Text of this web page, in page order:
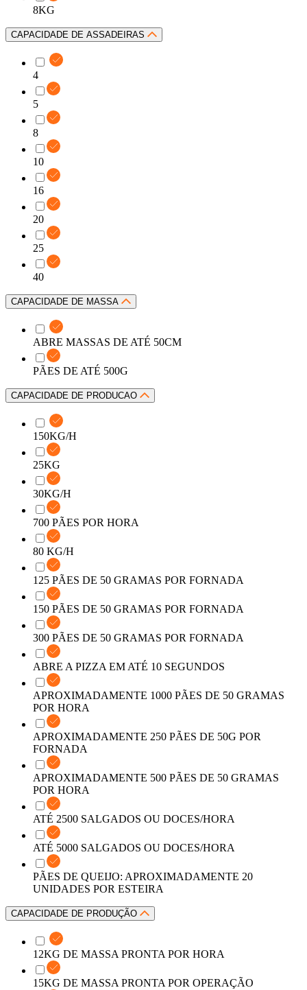
8KG
CAPACIDADE DE ASSADEIRAS
4
5
8
10
16
20
25
40
CAPACIDADE DE MASSA
ABRE MASSAS DE ATÉ 50CM
PÃES DE ATÉ 500G
CAPACIDADE DE PRODUCAO
150KG/H
25KG
30KG/H
700 PÃES POR HORA
80 KG/H
125 PÃES DE 50 GRAMAS POR FORNADA
150 PÃES DE 50 GRAMAS POR FORNADA
300 PÃES DE 50 GRAMAS POR FORNADA
ABRE A PIZZA EM ATÉ 10 SEGUNDOS
APROXIMADAMENTE 1000 PÃES DE 50 GRAMAS
POR HORA
APROXIMADAMENTE 250 PÃES DE 50G POR
FORNADA
APROXIMADAMENTE 500 PÃES DE 50 GRAMAS
POR HORA
ATÉ 2500 SALGADOS OU DOCES/HORA
ATÉ 5000 SALGADOS OU DOCES/HORA
PÃES DE QUEIJO: APROXIMADAMENTE 20
UNIDADES POR ESTEIRA
CAPACIDADE DE PRODUÇÃO
12KG DE MASSA PRONTA POR HORA
15KG DE MASSA PRONTA POR OPERAÇÃO